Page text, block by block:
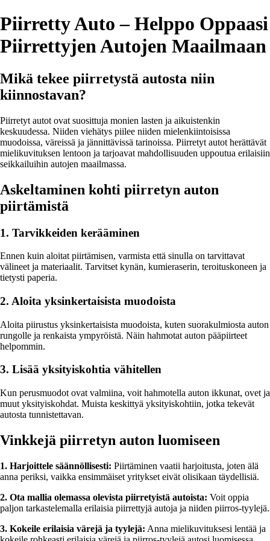
Piirretty Auto – Helppo Oppaasi
Piirrettyjen Autojen Maailmaan
Mikä tekee piirretystä autosta niin
kiinnostavan?
Piirretyt autot ovat suosittuja monien lasten ja aikuistenkin
keskuudessa. Niiden viehätys piilee niiden mielenkiintoisissa
muodoissa, väreissä ja jännittävissä tarinoissa. Piirretyt autot herättävät
mielikuvituksen lentoon ja tarjoavat mahdollisuuden uppoutua erilaisiin
seikkailuihin autojen maailmassa.
Askeltaminen kohti piirretyn auton
piirtämistä
1. Tarvikkeiden kerääminen
Ennen kuin aloitat piirtämisen, varmista että sinulla on tarvittavat
välineet ja materiaalit. Tarvitset kynän, kumieraserin, teroituskoneen ja
tietysti paperia.
2. Aloita yksinkertaisista muodoista
Aloita piirustus yksinkertaisista muodoista, kuten suorakulmiosta auton
rungolle ja renkaista ympyröistä. Näin hahmotat auton pääpiirteet
helpommin.
3. Lisää yksityiskohtia vähitellen
Kun perusmuodot ovat valmiina, voit hahmotella auton ikkunat, ovet ja
muut yksityiskohdat. Muista keskittyä yksityiskohtiin, jotka tekevät
autosta tunnistettavan.
Vinkkejä piirretyn auton luomiseen
1. Harjoittele säännöllisesti: Piirtäminen vaatii harjoitusta, joten älä
anna periksi, vaikka ensimmäiset yritykset eivät olisikaan täydellisiä.
2. Ota mallia olemassa olevista piirretyistä autoista: Voit oppia
paljon tarkastelemalla erilaisia piirrettyjä autoja ja niiden piirros-tyylejä.
3. Kokeile erilaisia värejä ja tyylejä: Anna mielikuvituksesi lentää ja